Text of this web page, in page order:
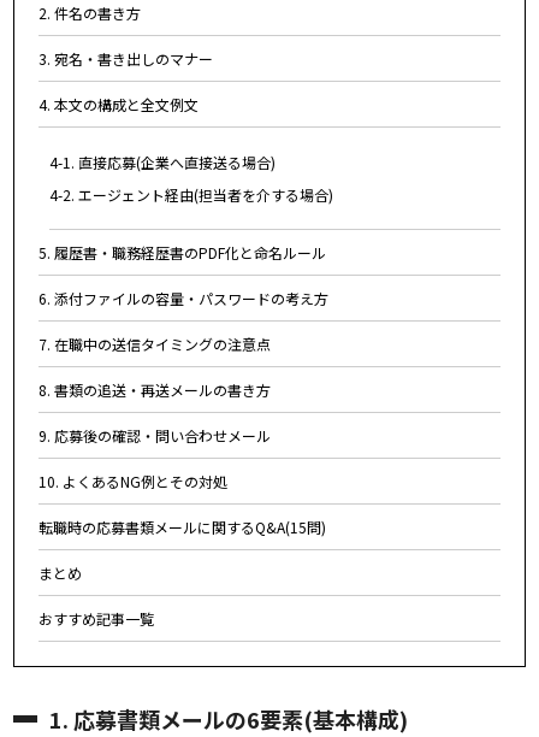
2. 件名の書き方
3. 宛名・書き出しのマナー
4. 本文の構成と全文例文
4-1. 直接応募(企業へ直接送る場合)
4-2. エージェント経由(担当者を介する場合)
5. 履歴書・職務経歴書のPDF化と命名ルール
6. 添付ファイルの容量・パスワードの考え方
7. 在職中の送信タイミングの注意点
8. 書類の追送・再送メールの書き方
9. 応募後の確認・問い合わせメール
10. よくあるNG例とその対処
転職時の応募書類メールに関するQ&A(15問)
まとめ
おすすめ記事一覧
1. 応募書類メールの6要素(基本構成)